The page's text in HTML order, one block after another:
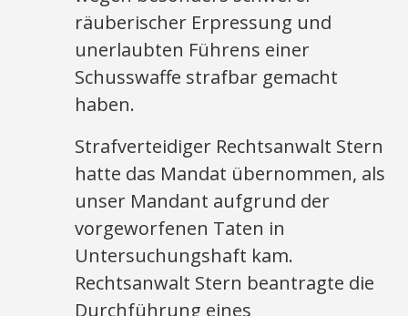
räuberischer Erpressung und
unerlaubten Führens einer
Schusswaffe strafbar gemacht
haben.
Strafverteidiger Rechtsanwalt Stern
hatte das Mandat übernommen, als
unser Mandant aufgrund der
vorgeworfenen Taten in
Untersuchungshaft kam.
Rechtsanwalt Stern beantragte die
Durchführung eines